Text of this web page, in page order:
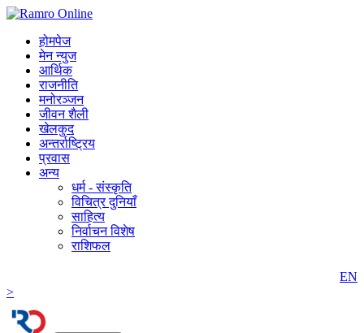
होमपेज
मेन न्युज
आर्थिक
राजनीति
मनोरञ्जन
जीवन शैली
खेलकुद
अन्तर्राष्ट्रिय
प्रवास
अन्य
धर्म - संस्कृति
विचित्र दुनियाँ
साहित्य
निर्वाचन विशेष
राशिफल
EN
>